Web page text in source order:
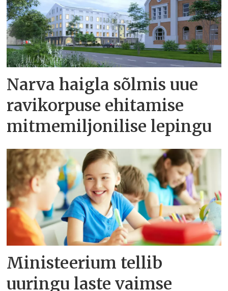
Narva haigla sõlmis uue
ravikorpuse ehitamise
mitmemiljonilise lepingu
Ministeerium tellib
uuringu laste vaimse